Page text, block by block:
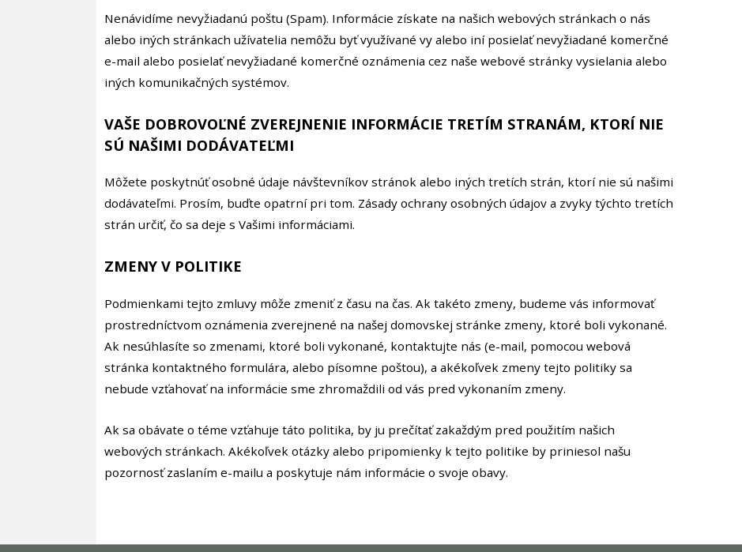
Nenávidíme nevyžiadanú poštu (Spam). Informácie získate na našich webových stránkach o nás
alebo iných stránkach užívatelia nemôžu byť využívané vy alebo iní posielať nevyžiadané komerčné
e-mail alebo posielať nevyžiadané komerčné oznámenia cez naše webové stránky vysielania alebo
iných komunikačných systémov.
VAŠE DOBROVOĽNÉ ZVEREJNENIE INFORMÁCIE TRETÍM STRANÁM, KTORÍ NIE
SÚ NAŠIMI DODÁVATEĽMI
Môžete poskytnúť osobné údaje návštevníkov stránok alebo iných tretích strán, ktorí nie sú našimi
dodávateľmi. Prosím, buďte opatrní pri tom. Zásady ochrany osobných údajov a zvyky týchto tretích
strán určiť, čo sa deje s Vašimi informáciami.
ZMENY V POLITIKE
Podmienkami tejto zmluvy môže zmeniť z času na čas. Ak takéto zmeny, budeme vás informovať
prostredníctvom oznámenia zverejnené na našej domovskej stránke zmeny, ktoré boli vykonané.
Ak nesúhlasíte so zmenami, ktoré boli vykonané, kontaktujte nás (e-mail, pomocou webová
stránka kontaktného formulára, alebo písomne poštou), a akékoľvek zmeny tejto politiky sa
nebude vzťahovať na informácie sme zhromaždili od vás pred vykonaním zmeny.
Ak sa obávate o téme vzťahuje táto politika, by ju prečítať zakaždým pred použitím našich
webových stránkach. Akékoľvek otázky alebo pripomienky k tejto politike by priniesol našu
pozornosť zaslaním e-mailu a poskytuje nám informácie o svoje obavy.